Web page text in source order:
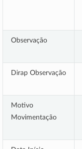
Observação
Dirap Observação
Motivo
Movimentação